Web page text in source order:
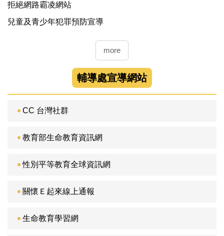
拒絕網路霸凌網站
兒童及青少年犯罪預防宣導
more
輔導處宣導網站
CC 台灣社群
教育部生命教育資訊網
性別平等教育全球資訊網
關懷Ｅ起來線上通報
生命教育學習網